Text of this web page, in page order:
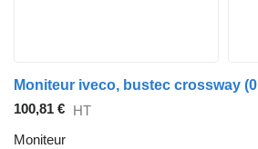
100,81 € HT
Moniteur